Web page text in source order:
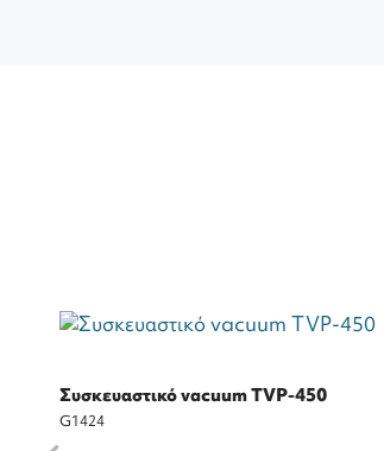
Συσκευαστικό vacuum TVP-450
G1424